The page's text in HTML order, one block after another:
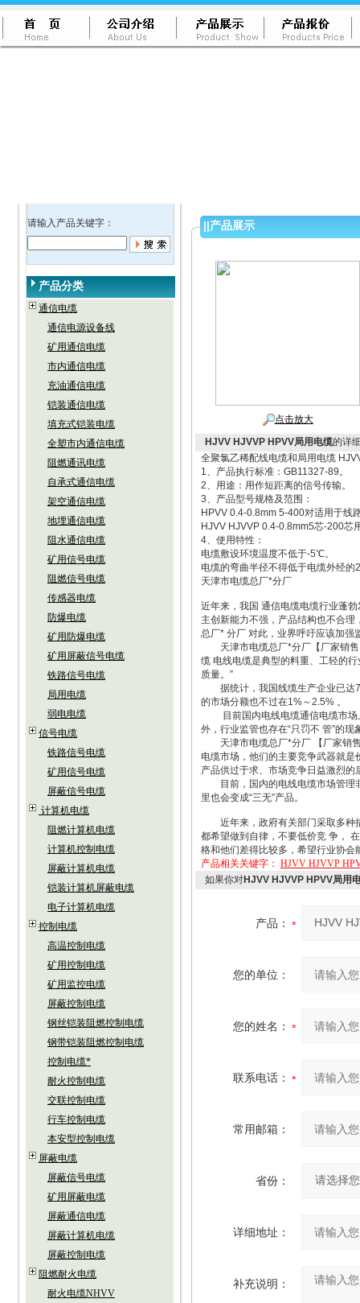
请输入产品关键字：
产品分类
通信电缆
通信电源设备线
矿用通信电缆
市内通信电缆
充油通信电缆
铠装通信电缆
填充式铠装电缆
全塑市内通信电缆
阻燃通讯电缆
自承式通信电缆
架空通信电缆
地埋通信电缆
阻水通信电缆
矿用信号电缆
阻燃信号电缆
传感器电缆
防爆电缆
矿用防爆电缆
矿用屏蔽信号电缆
铁路信号电缆
局用电缆
弱电电缆
信号电缆
铁路信号电缆
矿用信号电缆
屏蔽信号电缆
计算机电缆
阻燃计算机电缆
计算机控制电缆
屏蔽计算机电缆
铠装计算机屏蔽电缆
电子计算机电缆
控制电缆
高温控制电缆
矿用控制电缆
矿用监控电缆
屏蔽控制电缆
钢丝铠装阻燃控制电缆
钢带铠装阻燃控制电缆
控制电缆*
耐火控制电缆
交联控制电缆
行车控制电缆
本安型控制电缆
屏蔽电缆
屏蔽信号电缆
矿用屏蔽电缆
屏蔽通信电缆
屏蔽计算机电缆
屏蔽控制电缆
阻燃耐火电缆
耐火电缆NHVV
||产品展示
点击放大
HJVV HJVVP HPVV局用电缆的详
全聚氯乙稀配线电缆和局用电缆
1、产品执行标准：GB11327-89。
2、用途：用作短距离的信号传输。
3、产品型号规格及范围：
HPVV 0.4-0.8mm 5-400对适用于线
HJVV HJVVP 0.4-0.8mm5芯-200芯
4、使用特性：
电缆敷设环境温度不低于-5℃。
电缆的弯曲半径不得低于电缆外经的
天津市电缆总厂*分厂
近年来，我国 通信电缆电缆行业蓬
主创新能力不强，产品结构也不合
总厂* 分厂 对此，业界呼吁应该加强
天津市电缆总厂*分厂【厂家销售
缆 电线电缆是典型的料重、工轻的
质量。”
据统计，我国线缆生产企业已达
的市场分额也不过在1%～2.5% 。
目前国内电线电缆通信电缆市场上
外，行业监管也存在“只罚不 管”的
天津市电缆总厂*分厂 【厂家销售
电缆市场，他们的主要竞争武器就
产品供过于求、市场竞争日益激烈的
目前，国内的电线电缆市场管理非
里也会变成“三无”产品。
近年来，政府有关部门采取多种措
都希望做到自律，不要低价竞 争，
格和他们差得比较多，希望行业协
产品相关关键字： HJVV HJVVP
如果你对HJVV HJVVP HPVV局用
产品：
您的单位：
您的姓名：
联系电话：
常用邮箱：
省份：
详细地址：
补充说明：